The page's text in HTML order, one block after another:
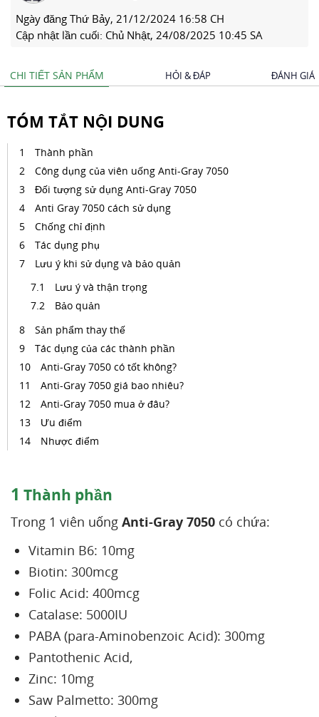
Ngày đăng Thứ Bảy, 21/12/2024 16:58 CH
Cập nhật lần cuối: Chủ Nhật, 24/08/2025 10:45 SA
CHI TIẾT SẢN PHẨM HỎI & ĐÁP ĐÁNH GIÁ
TÓM TẮT NỘI DUNG
Thành phần
Công dụng của viên uống Anti-Gray 7050
Đối tượng sử dụng Anti-Gray 7050
Anti Gray 7050 cách sử dụng
Chống chỉ định
Tác dụng phụ
Lưu ý khi sử dụng và bảo quản
Lưu ý và thận trọng
Bảo quản
Sản phẩm thay thế
Tác dụng của các thành phần
Anti-Gray 7050 có tốt không?
Anti-Gray 7050 giá bao nhiêu?
Anti-Gray 7050 mua ở đâu?
Ưu điểm
Nhược điểm
1 Thành phần
Trong 1 viên uống Anti-Gray 7050 có chứa:
Vitamin B6: 10mg
Biotin: 300mcg
Folic Acid: 400mcg
Catalase: 5000IU
PABA (para-Aminobenzoic Acid): 300mg
Pantothenic Acid,
Zinc: 10mg
Saw Palmetto: 300mg